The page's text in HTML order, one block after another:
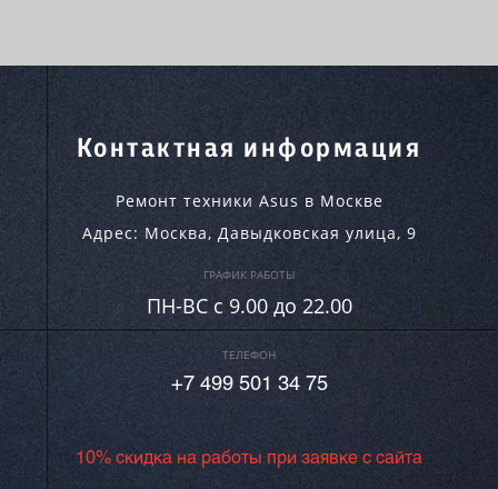
Контактная информация
Ремонт техники Asus в Москве
Адрес: Москва, Давыдковская улица, 9
ГРАФИК РАБОТЫ
ПН-ВC c 9.00 до 22.00
ТЕЛЕФОН
+7 499 501 34 75
10% скидка на работы при заявке с сайта